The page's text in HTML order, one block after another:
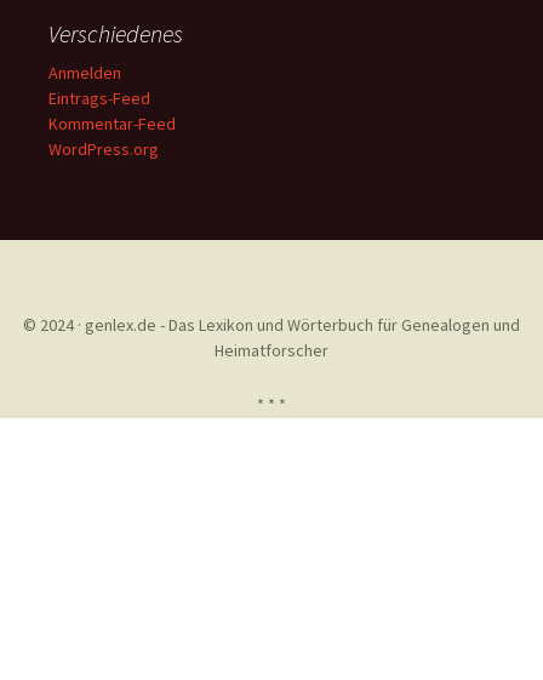
Verschiedenes
Anmelden
Eintrags-Feed
Kommentar-Feed
WordPress.org
© 2024 · genlex.de - Das Lexikon und Wörterbuch für Genealogen und
Heimatforscher
* * *